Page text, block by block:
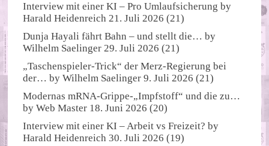
Interview mit einer KI – Pro Umlaufsicherung by
Harald Heidenreich 21. Juli 2026 (21)
Dunja Hayali fährt Bahn – und stellt die… by
Wilhelm Saelinger 29. Juli 2026 (21)
„Taschenspieler-Trick“ der Merz-Regierung bei
der… byWilhelm Saelinger 9. Juli 2026 (21)
Modernas mRNA-Grippe-„Impfstoff“ und die zu…
byWeb Master 18. Juni 2026 (20)
Interview mit einer KI – Arbeit vs Freizeit? by
Harald Heidenreich 30. Juli 2026 (19)